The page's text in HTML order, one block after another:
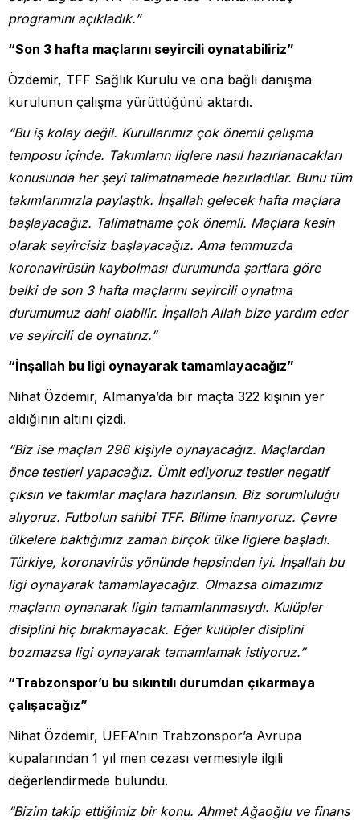
programını açıkladık.”
“Son 3 hafta maçlarını seyircili oynatabiliriz”
Özdemir, TFF Sağlık Kurulu ve ona bağlı danışma
kurulunun çalışma yürüttüğünü aktardı.
“Bu iş kolay değil. Kurullarımız çok önemli çalışma
temposu içinde. Takımların liglere nasıl hazırlanacakları
konusunda her şeyi talimatnamede hazırladılar. Bunu tüm
takımlarımızla paylaştık. İnşallah gelecek hafta maçlara
başlayacağız. Talimatname çok önemli. Maçlara kesin
olarak seyircisiz başlayacağız. Ama temmuzda
koronavirüsün kaybolması durumunda şartlara göre
belki de son 3 hafta maçlarını seyircili oynatma
durumumuz dahi olabilir. İnşallah Allah bize yardım eder
ve seyircili de oynatırız.”
“İnşallah bu ligi oynayarak tamamlayacağız”
Nihat Özdemir, Almanya’da bir maçta 322 kişinin yer
aldığının altını çizdi.
“Biz ise maçları 296 kişiyle oynayacağız. Maçlardan
önce testleri yapacağız. Ümit ediyoruz testler negatif
çıksın ve takımlar maçlara hazırlansın. Biz sorumluluğu
alıyoruz. Futbolun sahibi TFF. Bilime inanıyoruz. Çevre
ülkelere baktığımız zaman birçok ülke liglere başladı.
Türkiye, koronavirüs yönünde hepsinden iyi. İnşallah bu
ligi oynayarak tamamlayacağız. Olmazsa olmazımız
maçların oynanarak ligin tamamlanmasıydı. Kulüpler
disiplini hiç bırakmayacak. Eğer kulüpler disiplini
bozmazsa ligi oynayarak tamamlamak istiyoruz.”
“Trabzonspor’u bu sıkıntılı durumdan çıkarmaya
çalışacağız”
Nihat Özdemir, UEFA’nın Trabzonspor’a Avrupa
kupalarından 1 yıl men cezası vermesiyle ilgili
değerlendirmede bulundu.
“Bizim takip ettiğimiz bir konu. Ahmet Ağaoğlu ve finans